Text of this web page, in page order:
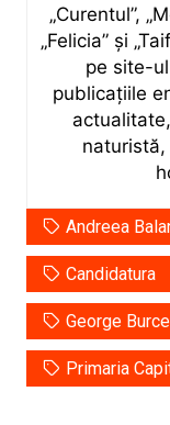
„Curentul”,
„Felicia” și
pe site-
publicațiile
Andreea
Candidatura
George
Primaria